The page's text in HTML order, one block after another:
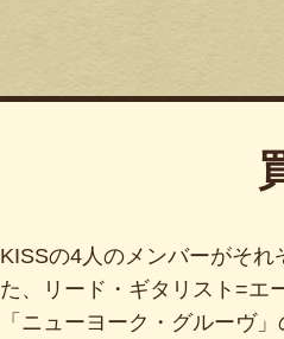
KISSの4人のメンバーがそ
た、リード・ギタリスト=エ
「ニューヨーク・グルーヴ